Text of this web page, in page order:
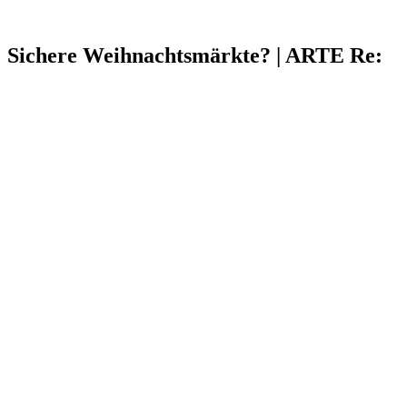
Sichere Weihnachtsmärkte? | ARTE Re: